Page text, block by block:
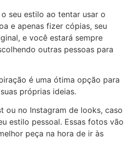
seu estilo ao tentar usar o
e apenas fizer cópias, seu
e você estará sempre
outras pessoas para
é uma ótima opção para
próprias ideias.
ou no Instagram de looks, caso
estilo pessoal. Essas fotos vão
peça na hora de ir às